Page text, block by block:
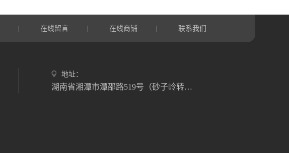
在线留言 在线商铺 联系我们
地址：
湖南省湘潭市潭邵路519号（砂子岭转盘往湘乡方向1.2公里）